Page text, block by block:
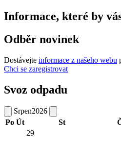
Informace, které by
Odběr novinek
Dostávejte informace z našeho webu
Chci se zaregistrovat
Svoz odpadu
Srpen2026
Po Út St
29